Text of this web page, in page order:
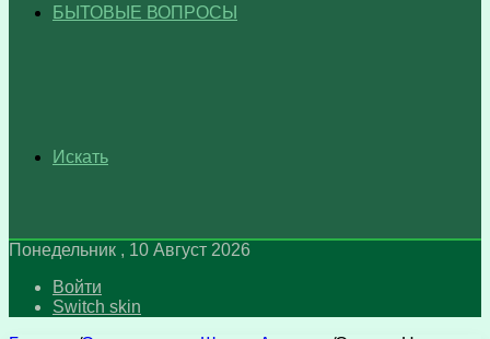
БЫТОВЫЕ ВОПРОСЫ
Искать
Понедельник , 10 Август 2026
Войти
Switch skin